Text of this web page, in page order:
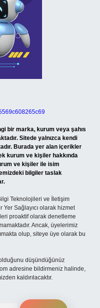
bir marka, kurum veya şahıs
Sitede yalnızca kendi
Burada yer alan içerikler
kurum ve kişiler hakkında
ve kişiler ile isim
bilgiler taslak
Teknolojileri ve İletişim
Yer Sağlayıcı olarak hizmet
proaktif olarak denetleme
Ancak, üyelerimiz
olup, siteye üye olarak bu
düşündüğünüz
adresine bildirmeniz halinde,
kaldırılacaktır.